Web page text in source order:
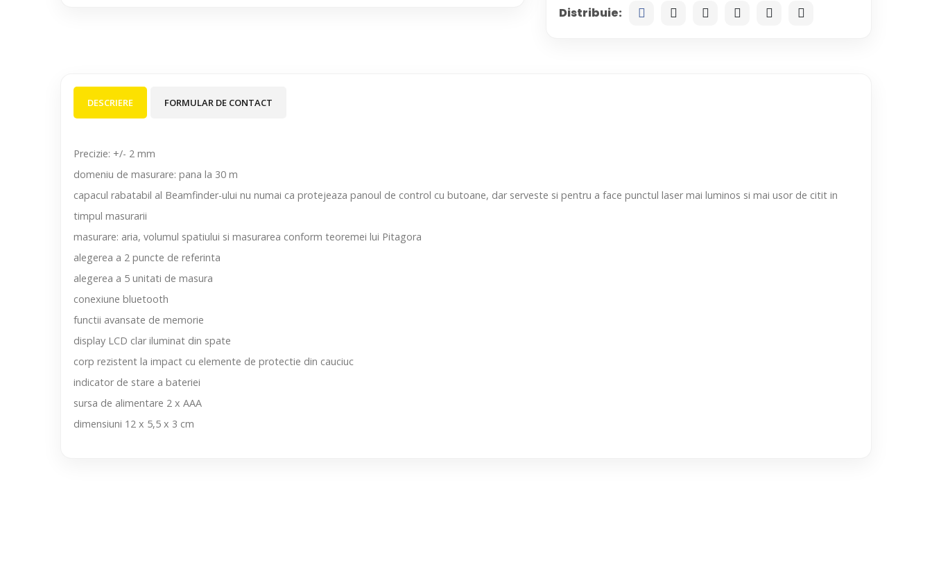
Distribuie:
DESCRIERE FORMULAR DE CONTACT
Precizie: +/- 2 mm
domeniu de masurare: pana la 30 m
capacul rabatabil al Beamfinder-ului nu numai ca protejeaza panoul de control cu butoane, dar serveste si pentru a face punctul laser mai luminos si mai usor de citit in
timpul masurarii
masurare: aria, volumul spatiului si masurarea conform teoremei lui Pitagora
alegerea a 2 puncte de referinta
alegerea a 5 unitati de masura
conexiune bluetooth
functii avansate de memorie
display LCD clar iluminat din spate
corp rezistent la impact cu elemente de protectie din cauciuc
indicator de stare a bateriei
sursa de alimentare 2 x AAA
dimensiuni 12 x 5,5 x 3 cm